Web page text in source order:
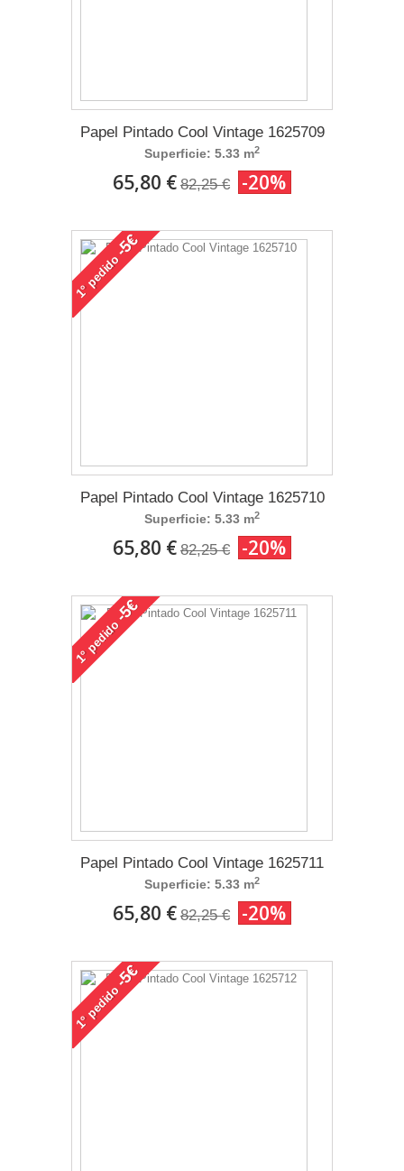
Papel Pintado Cool Vintage 1625709
Superficie: 5.33 m2
65,80 € 82,25 € -20%
1°
pedido
-5€
Papel Pintado Cool Vintage 1625710
Superficie: 5.33 m2
65,80 € 82,25 € -20%
1°
pedido
-5€
Papel Pintado Cool Vintage 1625711
Superficie: 5.33 m2
65,80 € 82,25 € -20%
1°
pedido
-5€